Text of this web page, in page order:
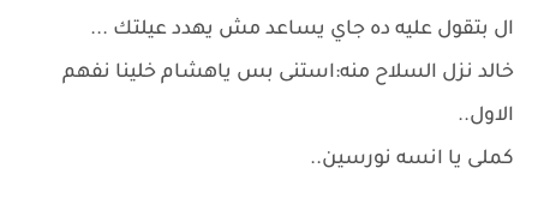
ال بتقول عليه ده جاي يساعد مش يهدد عيلتك ...
خالد نزل السلاح منه:استنى بس ياهشام خلينا نفهم
الاول..
كملى يا انسه نورسين..